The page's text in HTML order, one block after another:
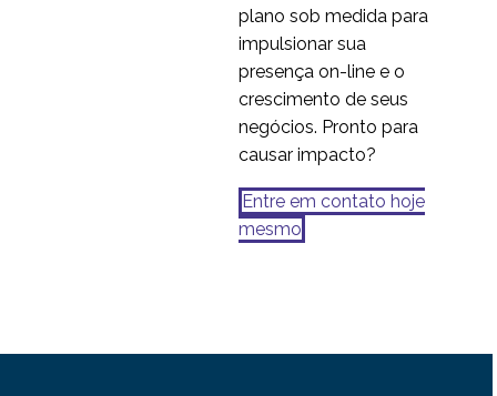
plano sob medida para
impulsionar sua
presença on-line e o
crescimento de seus
negócios. Pronto para
causar impacto?
Entre em contato hoje
mesmo